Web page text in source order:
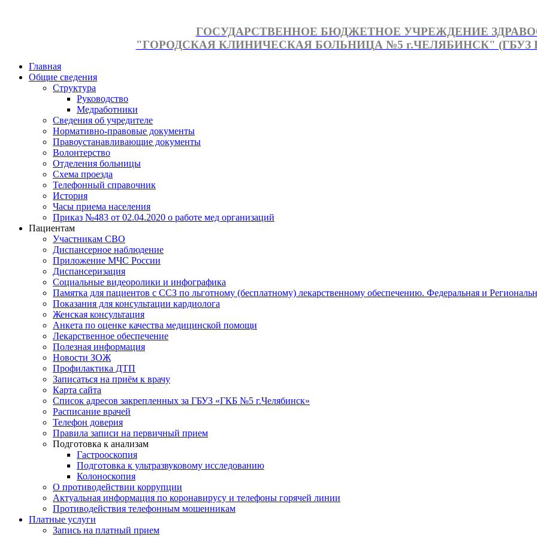
ГОСУДАРСТВЕННОЕ БЮДЖЕТНОЕ УЧРЕЖДЕНИЕ
"ГОРОДСКАЯ КЛИНИЧЕСКАЯ БОЛЬНИЦА №5 г.ЧЕЛЯБИНСК" (ГБУЗ
Главная
Общие сведения
Структура
Руководство
Медработники
Сведения об учредителе
Нормативно-правовые документы
Правоустанавливающие документы
Волонтерство
Отделения больницы
Схема проезда
Телефонный справочник
История
Часы приема населения
Приказ №483 от 02.04.2020 о работе мед организаций
Пациентам
Участникам СВО
Диспансерное наблюдение
Приложение МЧС России
Диспансеризация
Социальные видеоролики и инфографика
Памятка для пациентов с ССЗ по льготному (бесплатному) лекарственному обеспечению. Федеральная и
Показания для консультации кардиолога
Женская консультация
Анкета по оценке качества медицинской помощи
Лекарственное обеспечение
Полезная информация
Новости ЗОЖ
Профилактика ДТП
Записаться на приём к врачу
Карта сайта
Список адресов закрепленных за ГБУЗ «ГКБ №5 г.Челябинск»
Расписание врачей
Телефон доверия
Правила записи на первичный прием
Подготовка к анализам
Гастрооскопия
Подготовка к ультразвуковому исследованию
Колоноскопия
О противодействии коррупции
Актуальная информация по коронавирусу и телефоны горячей линии
Противодействия телефонным мошенникам
Платные услуги
Запись на платный прием